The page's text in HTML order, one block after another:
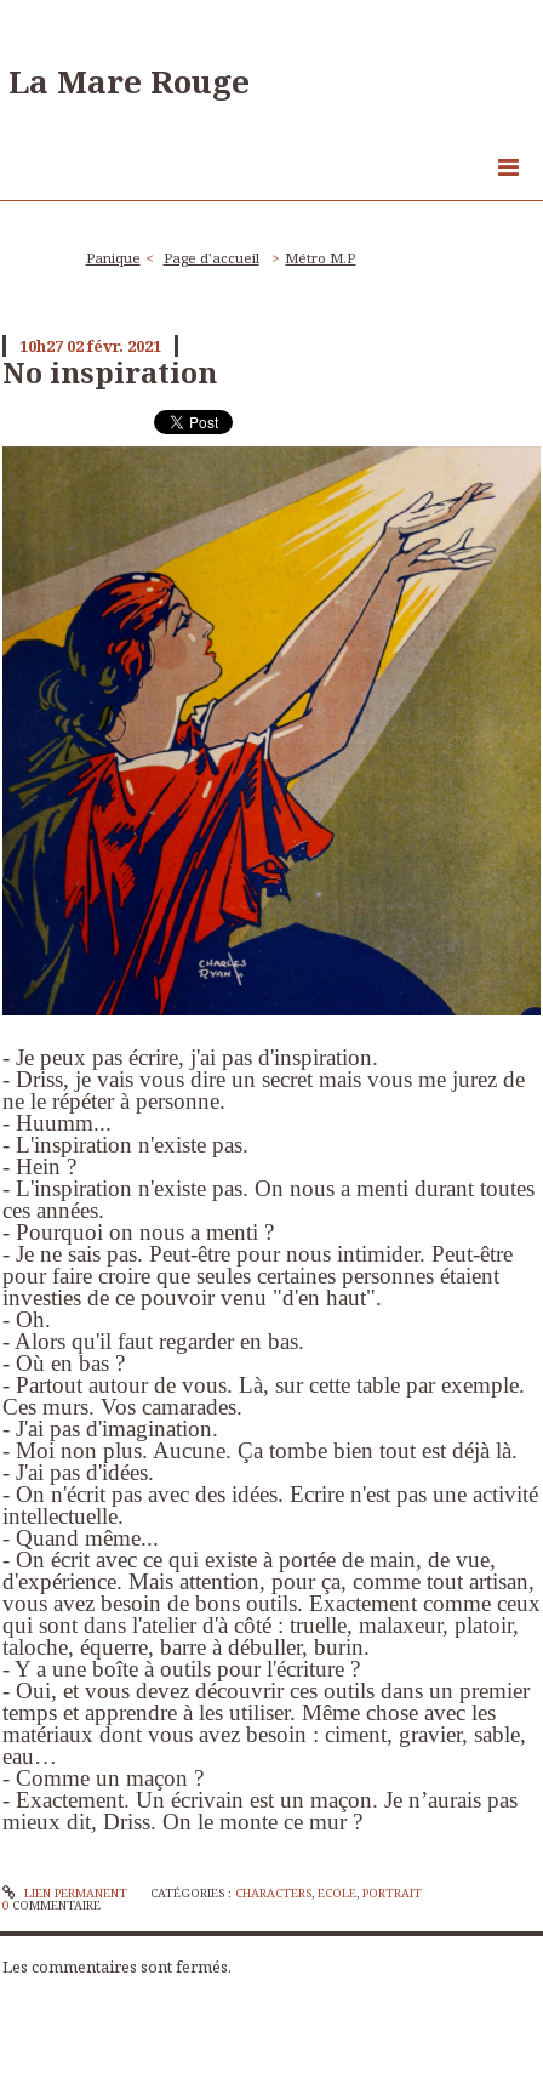
La Mare Rouge
Panique Page d'accueil Métro M.P
10h27 02févr. 2021
No inspiration
- Je peux pas écrire, j'ai pas d'inspiration.
- Driss, je vais vous dire un secret mais vous me jurez de
ne le répéter à personne.
- Huumm...
- L'inspiration n'existe pas.
- Hein ?
- L'inspiration n'existe pas. On nous a menti durant toutes
ces années.
- Pourquoi on nous a menti ?
- Je ne sais pas. Peut-être pour nous intimider. Peut-être
pour faire croire que seules certaines personnes étaient
investies de ce pouvoir venu "d'en haut".
- Oh.
- Alors qu'il faut regarder en bas.
- Où en bas ?
- Partout autour de vous. Là, sur cette table par exemple.
Ces murs. Vos camarades.
- J'ai pas d'imagination.
- Moi non plus. Aucune. Ça tombe bien tout est déjà là.
- J'ai pas d'idées.
- On n'écrit pas avec des idées. Ecrire n'est pas une activité
intellectuelle.
- Quand même...
- On écrit avec ce qui existe à portée de main, de vue,
d'expérience. Mais attention, pour ça, comme tout artisan,
vous avez besoin de bons outils. Exactement comme ceux
qui sont dans l'atelier d'à côté : truelle, malaxeur, platoir,
taloche, équerre, barre à débuller, burin.
- Y a une boîte à outils pour l'écriture ?
- Oui, et vous devez découvrir ces outils dans un premier
temps et apprendre à les utiliser. Même chose avec les
matériaux dont vous avez besoin : ciment, gravier, sable,
eau…
- Comme un maçon ?
- Exactement. Un écrivain est un maçon. Je n’aurais pas
mieux dit, Driss. On le monte ce mur ?
LIEN PERMANENT CATÉGORIES : CHARACTERS, ECOLE, PORTRAIT
0 COMMENTAIRE
Les commentaires sont fermés.